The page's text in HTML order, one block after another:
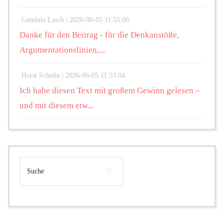
Gundula Lasch | 2026-06-05 11:55:06
Danke für den Beitrag - für die Denkanstöße,
Argumentationslinien,...
Horst Schulte | 2026-06-05 11:53:04
Ich habe diesen Text mit großem Gewinn gelesen –
und mit diesem etw...